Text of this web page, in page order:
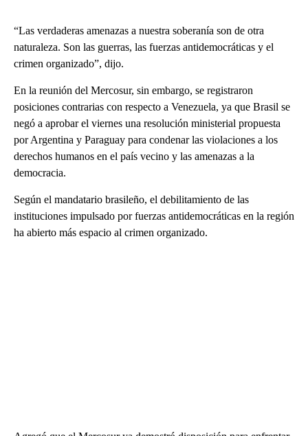
“Las verdaderas amenazas a nuestra soberanía son de otra
naturaleza. Son las guerras, las fuerzas antidemocráticas y el
crimen organizado”, dijo.
En la reunión del Mercosur, sin embargo, se registraron
posiciones contrarias con respecto a Venezuela, ya que Brasil se
negó a aprobar el viernes una resolución ministerial propuesta
por Argentina y Paraguay para condenar las violaciones a los
derechos humanos en el país vecino y las amenazas a la
democracia.
Según el mandatario brasileño, el debilitamiento de las
instituciones impulsado por fuerzas antidemocráticas en la región
ha abierto más espacio al crimen organizado.